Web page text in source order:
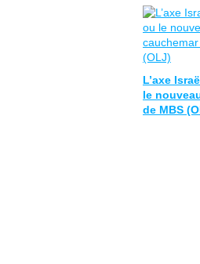
L’axe
le
de MBS